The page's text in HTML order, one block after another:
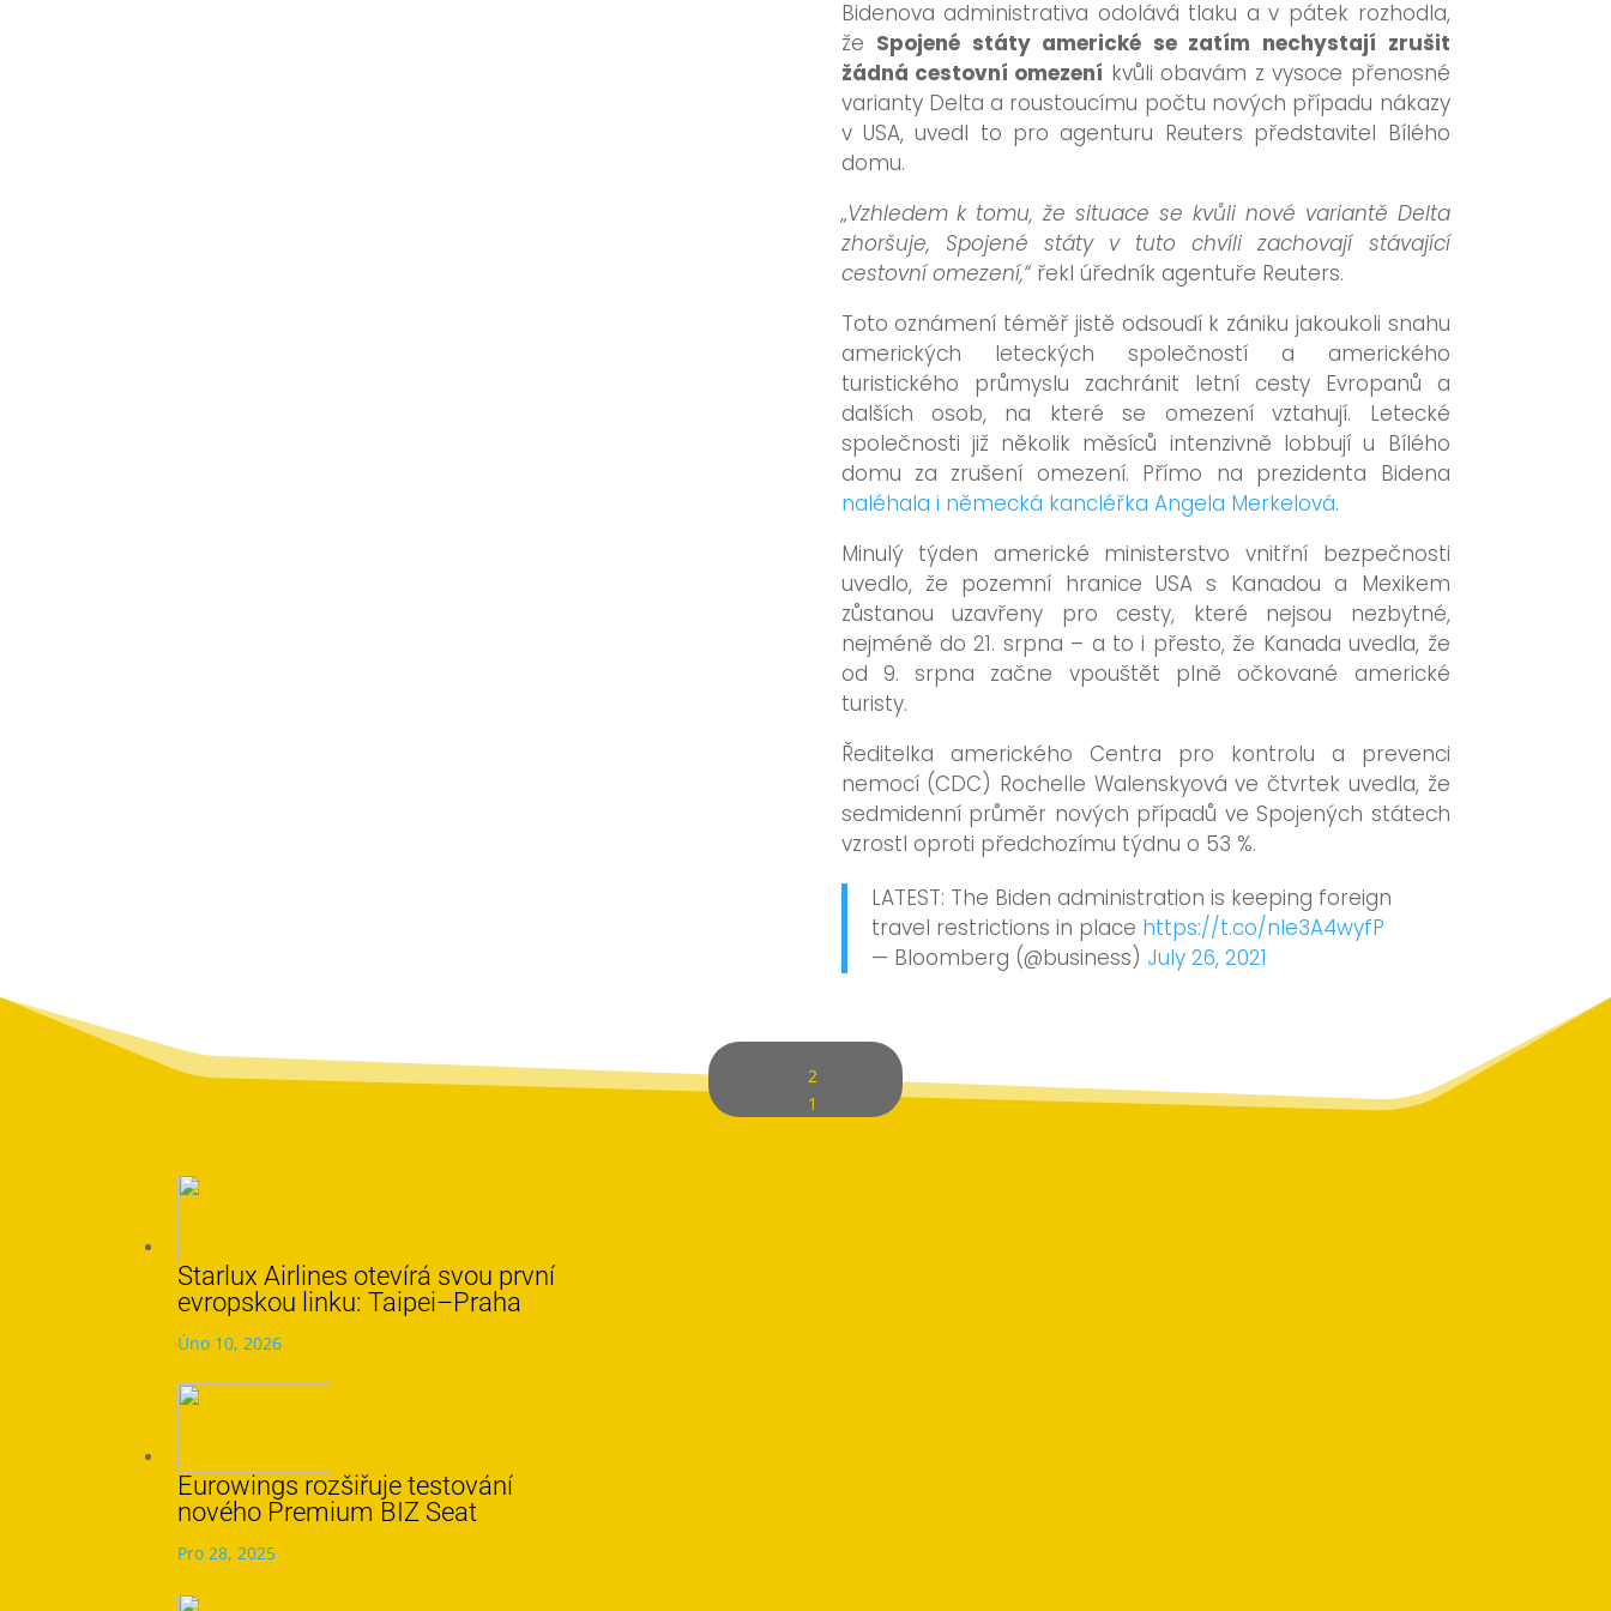
Bidenova administrativa odolává tlaku a v pátek rozhodla,
že Spojené státy americké se zatím nechystají zrušit
žádná cestovní omezení kvůli obavám z vysoce přenosné
varianty Delta a roustoucímu počtu nových případu nákazy
v USA, uvedl to pro agenturu Reuters představitel Bílého
domu.
„Vzhledem k tomu, že situace se kvůli nové variantě Delta
zhoršuje, Spojené státy v tuto chvíli zachovají stávající
cestovní omezení,“řekl úředník agentuře Reuters.
Toto oznámení téměř jistě odsoudí k zániku jakoukoli snahu
amerických leteckých společností a amerického
turistického průmyslu zachránit letní cesty Evropanů a
dalších osob, na které se omezení vztahují. Letecké
společnosti již několik měsíců intenzivně lobbují u Bílého
domu za zrušení omezení. Přímo na prezidenta Bidena
naléhala i německá kancléřka Angela Merkelová.
Minulý týden americké ministerstvo vnitřní bezpečnosti
uvedlo, že pozemní hranice USA s Kanadou a Mexikem
zůstanou uzavřeny pro cesty, které nejsou nezbytné,
nejméně do 21. srpna – a to i přesto, že Kanada uvedla, že
od 9. srpna začne vpouštět plně očkované americké
turisty.
Ředitelka amerického Centra pro kontrolu a prevenci
nemocí (CDC) Rochelle Walenskyová ve čtvrtek uvedla, že
sedmidenní průměr nových případů ve Spojených státech
vzrostl oproti předchozímu týdnu o 53 %.
LATEST: The Biden administration is keeping foreign
travel restrictions in place https://t.co/nle3A4wyfP
— Bloomberg (@business) July 26, 2021
2
1
Starlux Airlines otevírá svou první
evropskou linku: Taipei–Praha
Úno 10, 2026
Eurowings rozšiřuje testování
nového Premium BIZ Seat
Pro 28, 2025